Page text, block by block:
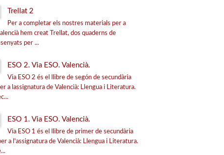
Trellat 2
Per a completar els nostres materials per a
hem creat Trellat, dos quaderns de
per ...
ESO 2. Via ESO. Valencià.
Via ESO 2 és el llibre de segón de secundària
a lassignatura de Valencià: Llengua i Literatura.
ESO 1. Via ESO. Valencià.
Via ESO 1 és el llibre de primer de secundària
a l'assignatura de Valencià: Llengua i Literatura.